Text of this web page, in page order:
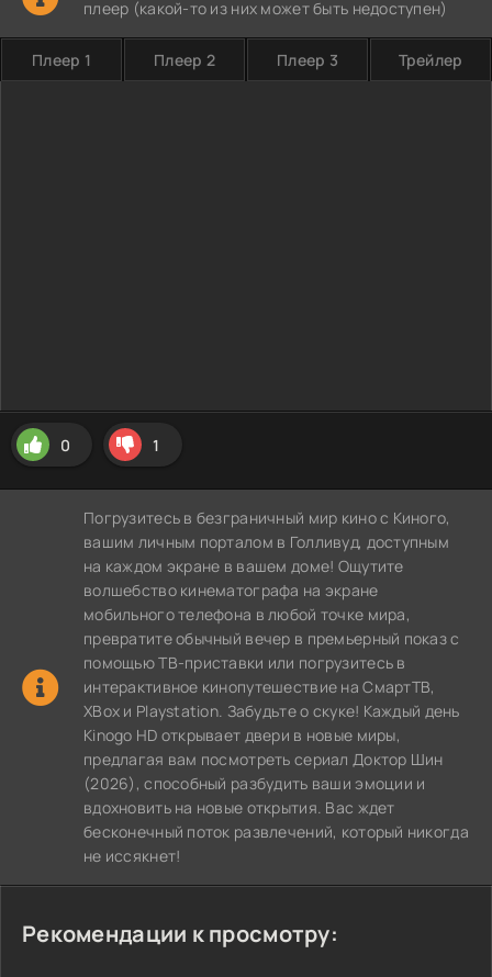
плеер (какой-то из них может быть недоступен)
Плеер 1 Плеер 2 Плеер 3 Трейлер
0 1
Погрузитесь в безграничный мир кино с Киного,
вашим личным порталом в Голливуд, доступным
на каждом экране в вашем доме! Ощутите
волшебство кинематографа на экране
мобильного телефона в любой точке мира,
превратите обычный вечер в премьерный показ с
помощью ТВ-приставки или погрузитесь в
интерактивное кинопутешествие на СмартТВ,
XBox и Playstation. Забудьте о скуке! Каждый день
Kinogo HD открывает двери в новые миры,
предлагая вам посмотреть сериал Доктор Шин
(2026), способный разбудить ваши эмоции и
вдохновить на новые открытия. Вас ждет
бесконечный поток развлечений, который никогда
не иссякнет!
Рекомендации к просмотру: